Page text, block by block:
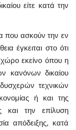
είτε κατά την
που ασκούν την εν
έγκειται στο ότι
εκείνο όπου η
κανόνων δικαίου
τεχνικών
ή και της
την επίλυση
απόδειξης, κατά